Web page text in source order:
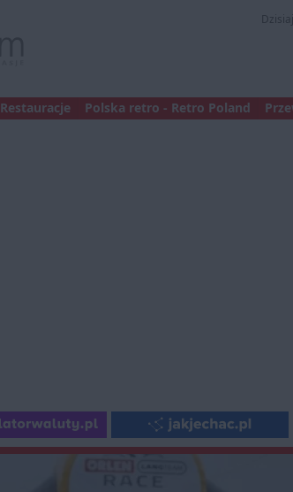
Restauracje Polska retro - Retro Poland